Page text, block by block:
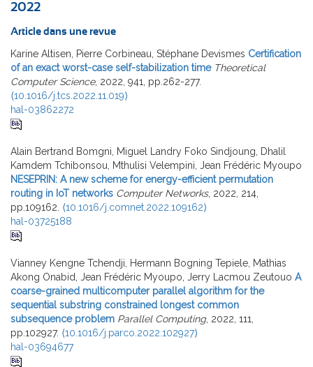
2022
Article dans une revue
Karine Altisen, Pierre Corbineau, Stéphane Devismes Certification
of an exact worst-case self-stabilization time Theoretical
Computer Science, 2022, 941, pp.262-277.
⟨10.1016/j.tcs.2022.11.019⟩
hal-03862272
Alain Bertrand Bomgni, Miguel Landry Foko Sindjoung, Dhalil
Kamdem Tchibonsou, Mthulisi Velempini, Jean Frédéric Myoupo
NESEPRIN: A new scheme for energy-efficient permutation
routing in IoT networks Computer Networks, 2022, 214,
pp.109162. ⟨10.1016/j.comnet.2022.109162⟩
hal-03725188
Vianney Kengne Tchendji, Hermann Bogning Tepiele, Mathias
Akong Onabid, Jean Frédéric Myoupo, Jerry Lacmou Zeutouo A
coarse-grained multicomputer parallel algorithm for the
sequential substring constrained longest common
subsequence problem Parallel Computing, 2022, 111,
pp.102927. ⟨10.1016/j.parco.2022.102927⟩
hal-03694677